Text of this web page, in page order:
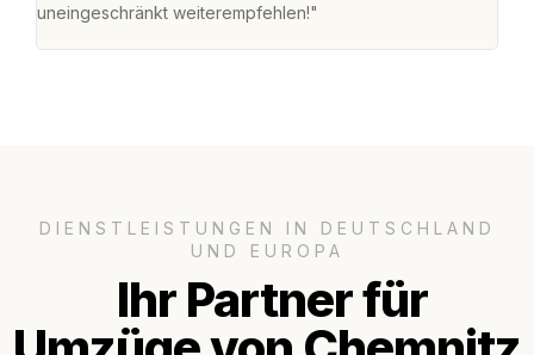
uneingeschränkt weiterempfehlen!"
DIENSTLEISTUNGEN IN DEUTSCHLAND
UND EUROPA
Ihr Partner für